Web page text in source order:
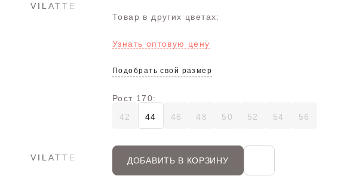
Товар в других цветах:
Узнать оптовую цену
Подобрать свой размер
Рост 170:
42
44 46 48 50 52 54 56
ДОБАВИТЬ В КОРЗИНУ